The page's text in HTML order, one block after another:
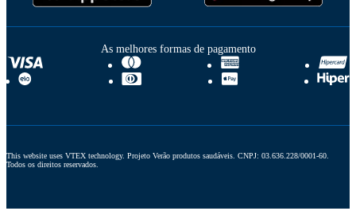
As melhores formas de pagamento
This website uses VTEX technology. Projeto Verão produtos saudáveis. CNPJ: 03.636.228/0001-60.
Todos os direitos reservados.